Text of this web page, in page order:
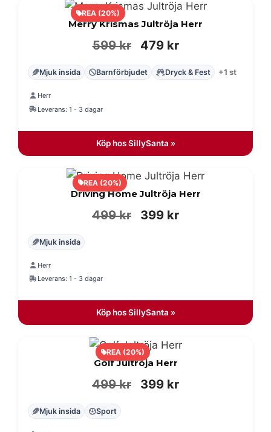
REA (20%)
Merry Krismas Jultröja Herr
599kr
Det
ursprungliga
priset
479 krDet
nuvarande
priset
Mjuk insida Barnförbjudet Dryck & Fest +1 st
Herr
Leverans: 1 - 3 dagar
Köp hos SillySanta »
REA (20%)
Driving Home Jultröja Herr
499kr
Det
399 krDet
Mjuk insida
Herr
Leverans: 1 - 3 dagar
Köp hos SillySanta »
REA (20%)
Golf Jultröja Herr
499kr
Det
399 krDet
Mjuk insida Sport